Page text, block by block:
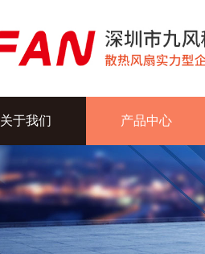
关于我们 产品中心